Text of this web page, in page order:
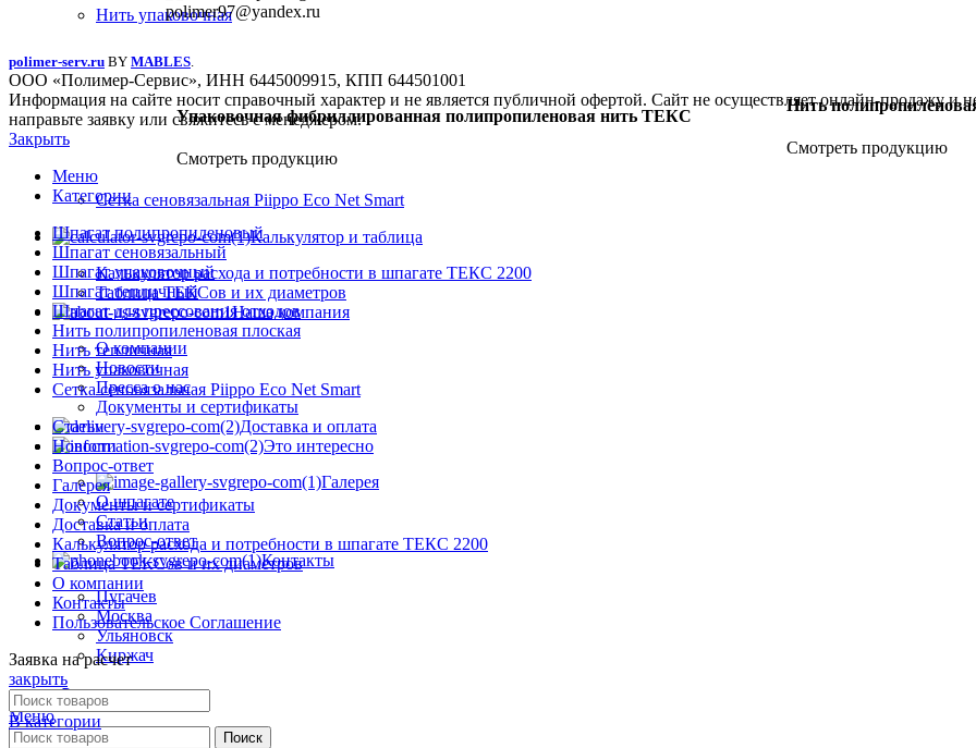
Нить упаковочная
Упаковочная фибриллированная полипропиленовая нить ТЕКС
Смотреть продукцию
Нить
Смотреть продукцию
Сетка сеновязальная Piippo Eco Net Smart
Калькулятор и таблица
Калькулятор расхода и потребности в шпагате ТЕКС 2200
Таблица ТЕКСов и их диаметров
Наша компания
О компании
Новости
Пресса о нас
Документы и сертификаты
Доставка и оплата
Это интересно
Галерея
О шпагате
Статьи
Вопрос-ответ
Контакты
Пугачев
Москва
Ульяновск
Киржач
0/ 0.00₽
Меню
Поиск
polimer97@yandex.ru
polimer-serv.ru BY MABLES.
ООО «Полимер-Сервис», ИНН 6445009915, КПП 644501001
Информация на сайте носит справочный характер и не является публичной офертой. Сайт не осуществляет онлайн-продажу и
направьте заявку или свяжитесь с менеджером.
Закрыть
Меню
Категории
Шпагат полипропиленовый
Шпагат сеновязальный
Шпагат упаковочный
Шпагат тепличный
Шпагат для прессования отходов
Нить полипропиленовая плоская
Нить тепличная
Нить упаковочная
Сетка сеновязальная Piippo Eco Net Smart
Статьи
Новости
Вопрос-ответ
Галерея
Документы и сертификаты
Доставка и оплата
Калькулятор расхода и потребности в шпагате ТЕКС 2200
Таблица ТЕКСов и их диаметров
О компании
Контакты
Пользовательское Соглашение
Заявка на расчет
закрыть
В категории